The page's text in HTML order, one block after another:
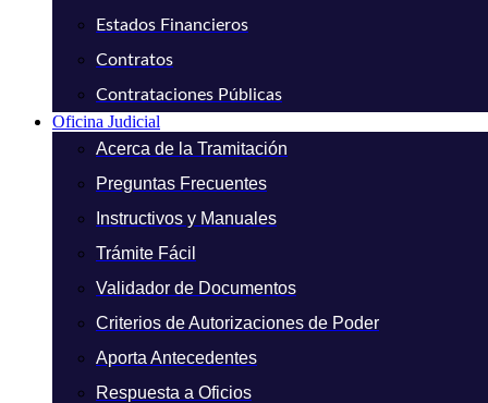
Estados Financieros
Contratos
Contrataciones Públicas
Oficina Judicial
Acerca de la Tramitación
Preguntas Frecuentes
Instructivos y Manuales
Trámite Fácil
Validador de Documentos
Criterios de Autorizaciones de Poder
Aporta Antecedentes
Respuesta a Oficios